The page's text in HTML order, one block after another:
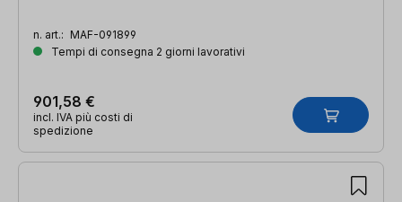
n. art.: MAF-091899
Tempi di consegna 2 giorni lavorativi
901,58 €
incl. IVA più costi di
spedizione